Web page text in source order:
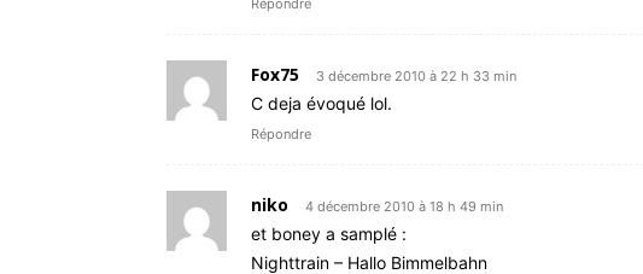
Fox75 3 décembre 2010 à 22 h 33 min
C deja évoqué lol.
Répondre
niko 4 décembre 2010 à 18 h 49 min
et boney a samplé :
Nighttrain – Hallo Bimmelbahn